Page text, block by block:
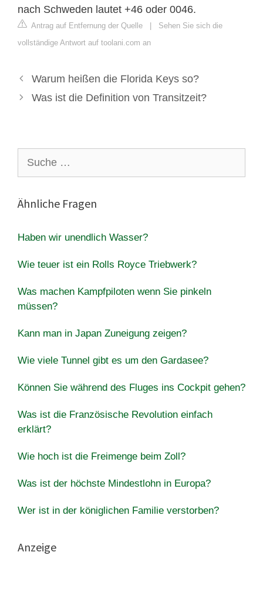
nach Schweden lautet +46 oder 0046.
Antrag auf Entfernung der Quelle | Sehen Sie sich die
vollständige Antwort auf toolani.com an
Warum heißen die Florida Keys so?
Was ist die Definition von Transitzeit?
nach:
Ähnliche Fragen
Haben wir unendlich Wasser?
Wie teuer ist ein Rolls Royce Triebwerk?
Was machen Kampfpiloten wenn Sie pinkeln
müssen?
Kann man in Japan Zuneigung zeigen?
Wie viele Tunnel gibt es um den Gardasee?
Können Sie während des Fluges ins Cockpit gehen?
Was ist die Französische Revolution einfach
erklärt?
Wie hoch ist die Freimenge beim Zoll?
Was ist der höchste Mindestlohn in Europa?
Wer ist in der königlichen Familie verstorben?
Anzeige